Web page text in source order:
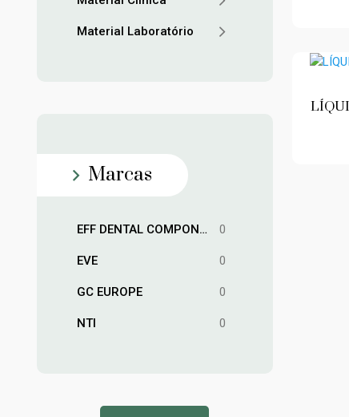
Material Laboratório
Marcas
EFF DENTAL COMPONENTES 0
EVE 0
GC EUROPE 0
NTI 0